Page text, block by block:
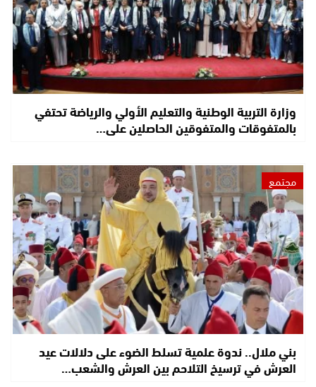
وزارة التربية الوطنية والتعليم الأولي والرياضة تحتفي
بالمتفوقات والمتفوقين الحاصلين على…
مجتمع
بني ملال.. ندوة علمية تسلط الضوء على دلالات عيد
العرش في ترسيخ التلاحم بين العرش والشعب…